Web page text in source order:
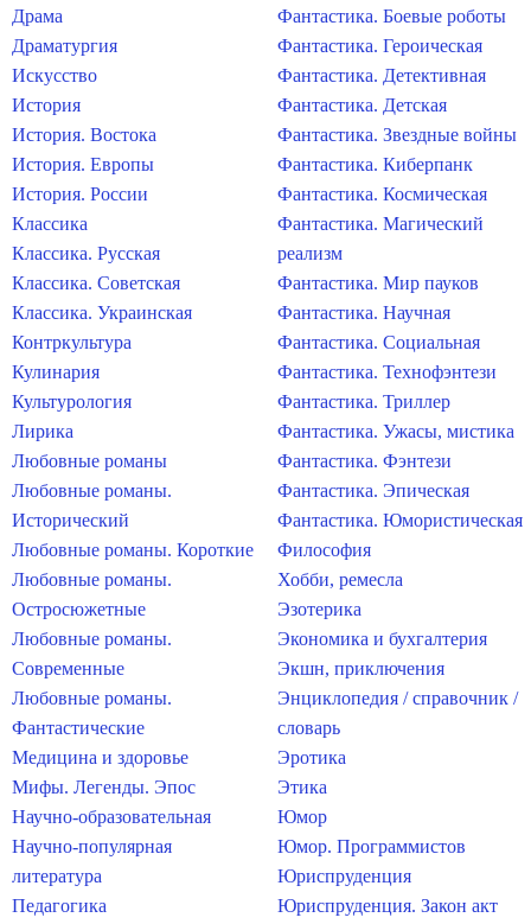
Драма
Драматургия
Искусство
История
История. Востока
История. Европы
История. России
Классика
Классика. Русская
Классика. Советская
Классика. Украинская
Контркультура
Кулинария
Культурология
Лирика
Любовные романы
Любовные романы.
Исторический
Любовные романы. Короткие
Любовные романы.
Остросюжетные
Любовные романы.
Современные
Любовные романы.
Фантастические
Медицина и здоровье
Мифы. Легенды. Эпос
Научно-образовательная
Научно-популярная
литература
Педагогика
Фантастика. Боевые роботы
Фантастика. Героическая
Фантастика. Детективная
Фантастика. Детская
Фантастика. Звездные войны
Фантастика. Киберпанк
Фантастика. Космическая
Фантастика. Магический
реализм
Фантастика. Мир пауков
Фантастика. Научная
Фантастика. Социальная
Фантастика. Технофэнтези
Фантастика. Триллер
Фантастика. Ужасы, мистика
Фантастика. Фэнтези
Фантастика. Эпическая
Фантастика. Юмористическая
Философия
Хобби, ремесла
Эзотерика
Экономика и бухгалтерия
Экшн, приключения
Энциклопедия / справочник /
словарь
Эротика
Этика
Юмор
Юмор. Программистов
Юриспруденция
Юриспруденция. Закон акт